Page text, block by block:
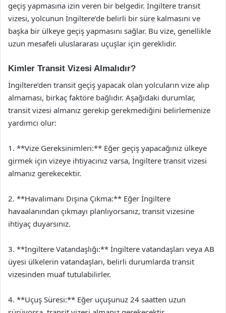
geçiş yapmasına izin veren bir belgedir. İngiltere transit
vizesi, yolcunun İngiltere’de belirli bir süre kalmasını ve
başka bir ülkeye geçiş yapmasını sağlar. Bu vize, genellikle
uzun mesafeli uluslararası uçuşlar için gereklidir.
Kimler Transit Vizesi Almalıdır?
İngiltere’den transit geçiş yapacak olan yolcuların vize alıp
almaması, birkaç faktöre bağlıdır. Aşağıdaki durumlar,
transit vizesi almanız gerekip gerekmediğini belirlemenize
yardımcı olur:
1. **Vize Gereksinimleri:** Eğer geçiş yapacağınız ülkeye
girmek için vizeye ihtiyacınız varsa, İngiltere transit vizesi
almanız gerekecektir.
2. **Havalimanı Dışına Çıkma:** Eğer İngiltere
havaalanından çıkmayı planlıyorsanız, transit vizesine
ihtiyaç duyarsınız.
3. **İngiltere Vatandaşlığı:** İngiltere vatandaşları veya AB
üyesi ülkelerin vatandaşları, belirli durumlarda transit
vizesinden muaf tutulabilirler.
4. **Uçuş Süresi:** Eğer uçuşunuz 24 saatten uzun